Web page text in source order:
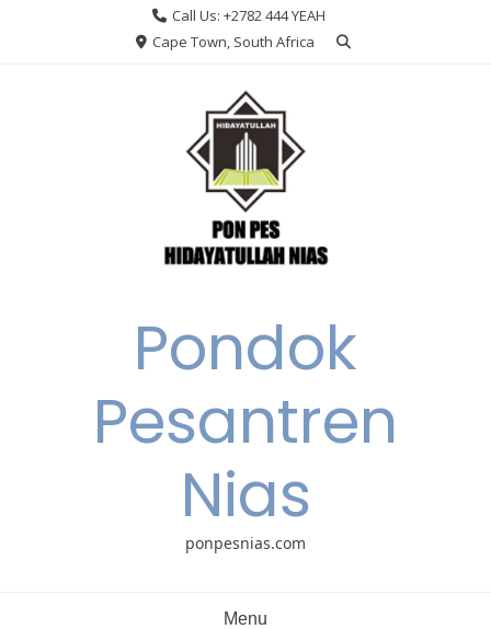
Call Us: +2782 444 YEAH
Cape Town, South Africa
Pondok
Pesantren
Nias
ponpesnias.com
Menu